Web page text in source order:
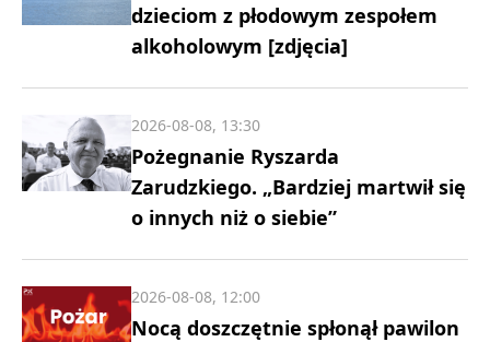
dzieciom z płodowym zespołem
alkoholowym [zdjęcia]
Pożegnanie Ryszarda
Zarudzkiego. „Bardziej martwił się
o innych niż o siebie”
2026-08-08, 13:30
Nocą doszczętnie spłonął pawilon
2026-08-08, 12:00